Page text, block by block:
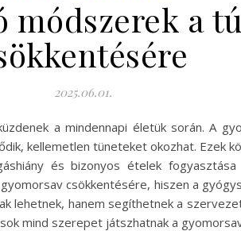
a
2025.06.01.
a mindennapi életük során. A
kellemetlen tüneteket okozhat. Ezek
és bizonyos ételek
csökkentésére, hiszen a
lehetnek, hanem segíthetnek a
mind szerepet játszhatnak a